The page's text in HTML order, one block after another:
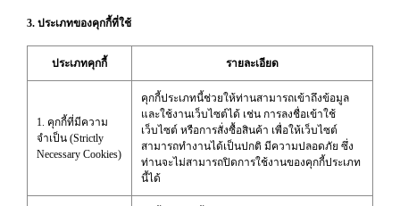
3. ประเภทของคุกกี้ที่ใช้
ประเภทคุกกี้ รายละเอียด
1. คุกกี้ที่มีความ
จำเป็น (Strictly
Necessary Cookies)
คุกกี้ประเภทนี้ช่วยให้ท่านสามารถเข้าถึงข้อมูล
และใช้งานเว็บไซต์ได้ เช่น การลงชื่อเข้าใช้
เว็บไซต์ หรือการสั่งซื้อสินค้า เพื่อให้เว็บไซต์
สามารถทำงานได้เป็นปกติ มีความปลอดภัย ซึ่ง
ท่านจะไม่สามารถปิดการใช้งานของคุกกี้ประเภท
นี้ได้